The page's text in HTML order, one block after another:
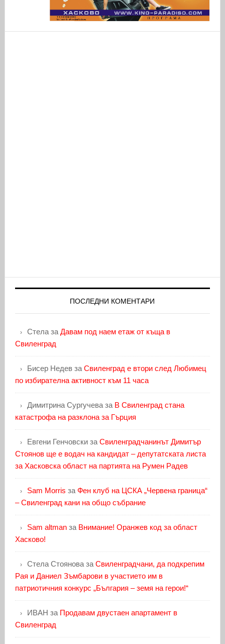
ПОСЛЕДНИ КОМЕНТАРИ
Стелаза Давам под наем етаж от къща в
Свиленград
Бисер Недевза Свиленград е втори след Любимец
по избирателна активност към 11 часа
Димитрина Сургучеваза В Свиленград стана
катастрофа на разклона за Гърция
Евгени Генчовскиза Свиленградчанинът Димитър
Стоянов ще е водач на кандидат – депутатската листа
за Хасковска област на партията на Румен Радев
Sam Morris за Фен клуб на ЦСКА „Червена граница“
– Свиленград кани на общо събрание
Sam altmanза Внимание! Оранжев код за област
Хасково!
Стела Стояноваза Свиленградчани, да подкрепим
Рая и Даниел Зъмбарови в участието им в
патриотичния конкурс „България – земя на герои!“
ИВАН за Продавам двустаен апартамент в
Свиленград